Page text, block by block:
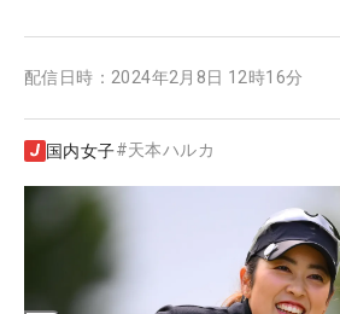
配信日時： 2024年2月8日 12時16分
国内女子#天本ハルカ